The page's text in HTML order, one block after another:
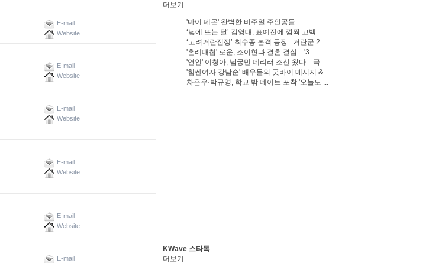
E-mail
Website
E-mail
Website
E-mail
Website
E-mail
Website
E-mail
Website
E-mail
더보기
'마이 데몬' 완벽한 비주얼 주인공들
‘낮에 뜨는 달’ 김영대, 표예진에 깜짝 고백...
‘고려거란전쟁’ 최수종 본격 등장...거란군 2...
'혼례대첩' 로운, 조이현과 결혼 결심…'3...
'연인' 이청아, 남궁민 데리러 조선 왔다…극...
'힘쎈여자 강남순' 배우들의 굿바이 메시지 & ...
차은우·박규영, 학교 밖 데이트 포착 '오늘도 ...
KWave 스타톡
더보기